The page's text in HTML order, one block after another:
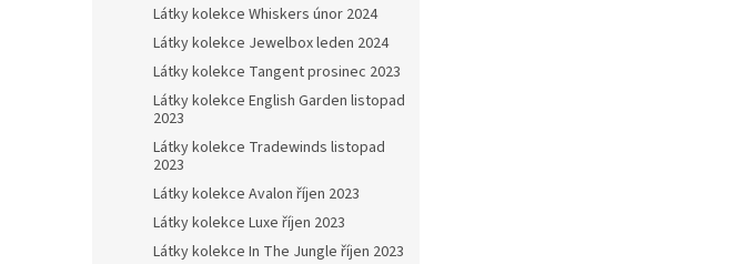
Látky kolekce Whiskers únor 2024
Látky kolekce Jewelbox leden 2024
Látky kolekce Tangent prosinec 2023
Látky kolekce English Garden listopad
2023
Látky kolekce Tradewinds listopad
2023
Látky kolekce Avalon říjen 2023
Látky kolekce Luxe říjen 2023
Látky kolekce In The Jungle říjen 2023